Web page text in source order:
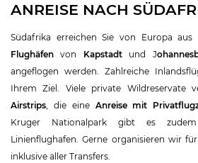
ANREISE NACH
Südafrika erreichen Sie von Europa aus
Flughäfenvon Kapstadtund J
angeflogen werden. Zahlreiche
Ihrem Ziel. Viele private Wildreservate
Airstrips, die eineAnreise mit
Kruger Nationalpark gibt es
Linienflughafen. Gerne organisieren wir
inklusive aller Transfers.